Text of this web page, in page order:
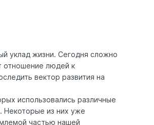
уклад жизни. Сегодня сложно
отношение людей к
вектор развития на
использовались различные
Некоторые из них уже
частью нашей